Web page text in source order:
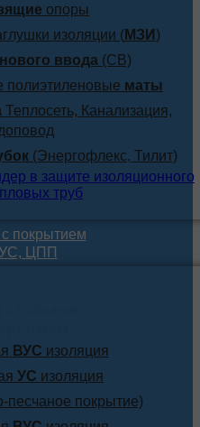
опоры
изоляции (МЗИ )
ввода (СВ)
полиэтиленовые маты
Теплосеть, Канализация,
(Энергофлекс, Тилит)
покрытием
ЦПП
ВУС изоляция
УС изоляция
песчаное покрытие)